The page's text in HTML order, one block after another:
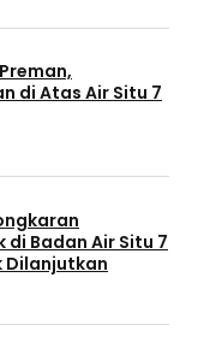
di Atas Air Situ 7
Badan Air Situ 7
Dilanjutkan